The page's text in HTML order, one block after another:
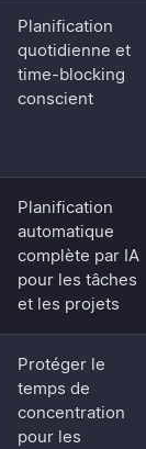
Planification
quotidienne et
time-blocking
conscient
Planification
automatique
complète par IA
pour les tâches
et les projets
Protéger le
temps de
concentration
pour les